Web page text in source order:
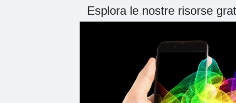
Esplora le nostre risorse